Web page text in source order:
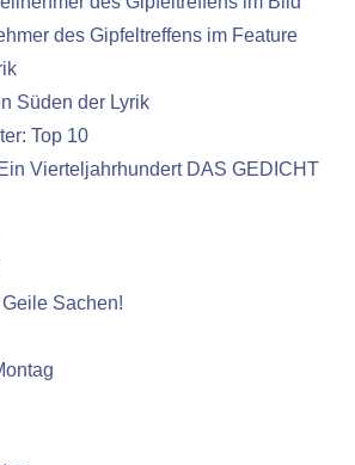
des Gipfeltreffens im Feature
Süden der Lyrik
Top 10
Vierteljahrhundert DAS GEDICHT
Sachen!